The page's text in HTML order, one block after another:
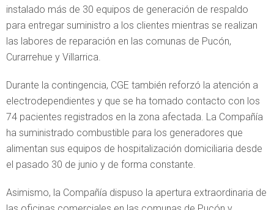
instalado más de 30 equipos de generación de respaldo
para entregar suministro a los clientes mientras se realizan
las labores de reparación en las comunas de Pucón,
Curarrehue y Villarrica.
Durante la contingencia, CGE también reforzó la atención a
electrodependientes y que se ha tomado contacto con los
74 pacientes registrados en la zona afectada. La Compañía
ha suministrado combustible para los generadores que
alimentan sus equipos de hospitalización domiciliaria desde
el pasado 30 de junio y de forma constante.
Asimismo, la Compañía dispuso la apertura extraordinaria de